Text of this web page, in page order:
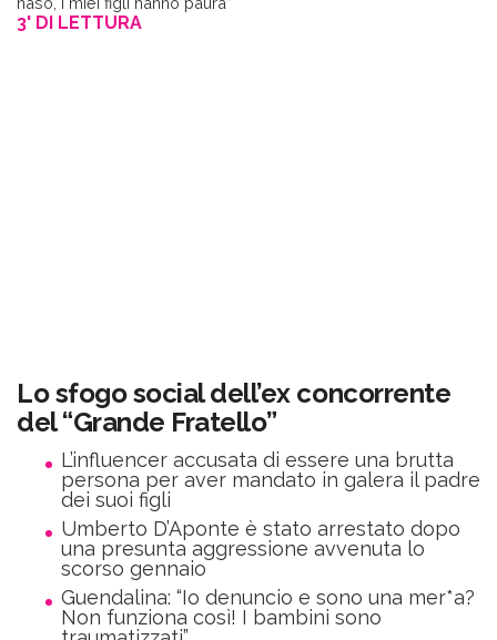
3' DI LETTURA
Lo sfogo social dell’ex concorrente
del “Grande Fratello”
L’influencer accusata di essere una brutta
persona per aver mandato in galera il padre
dei suoi figli
Umberto D’Aponte è stato arrestato dopo
una presunta aggressione avvenuta lo
scorso gennaio
Guendalina: “Io denuncio e sono una mer*a?
Non funziona così! I bambini sono